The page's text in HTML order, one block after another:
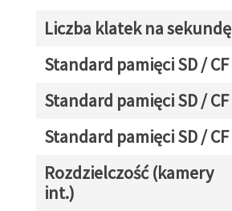
Liczba klatek na sekundę
Standard pamięci SD / CF
Standard pamięci SD / CF
Standard pamięci SD / CF
Rozdzielczość (kamery
int.)